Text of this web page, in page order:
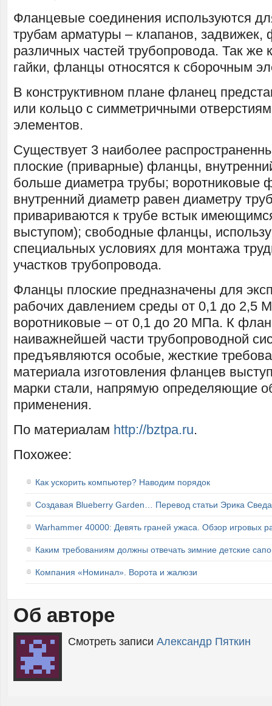
Фланцевые соединения используются
трубам арматуры – клапанов, задвижек,
различных частей трубопровода. Так
гайки, фланцы относятся к сборочным
В конструктивном плане фланец
или кольцо с симметричными
элементов.
Существует 3 наиболее
плоские (приварные) фланцы,
больше диаметра трубы; воротниковые
внутренний диаметр равен диаметру
привариваются к трубе встык
выступом); свободные фланцы,
специальных условиях для монтажа
участков трубопровода.
Фланцы плоские предназначены для
рабочих давлением среды от 0,1 до 2,5
воротниковые – от 0,1 до 20 МПа. К
наиважнейшей части трубопроводной
предъявляются особые, жесткие
материала изготовления фланцев
марки стали, напрямую определяющие
применения.
По материалам http://bztpa.ru.
Похожее:
Как ускорить компьютер? Наводим порядок
Создавая Blueberry Garden… Перевод статьи Эрика
Warhammer 40000: Девять граней ужаса. Обзор игровых
Каким требованиям должны отвечать зимние детские
Компания «Номинал». Ворота и жалюзи
Об авторе
Смотреть записи Александр Пяткин